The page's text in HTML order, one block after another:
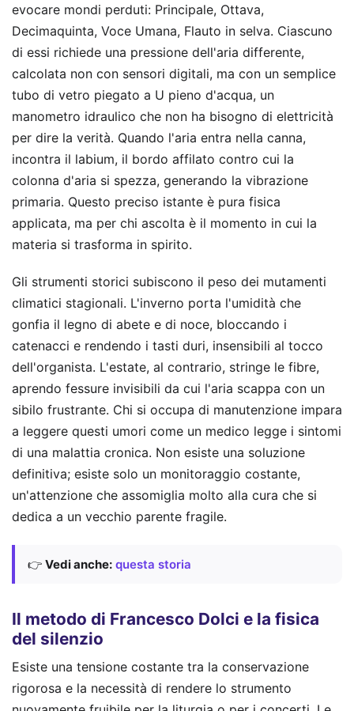
evocare mondi perduti: Principale, Ottava,
Decimaquinta, Voce Umana, Flauto in selva. Ciascuno
di essi richiede una pressione dell'aria differente,
calcolata non con sensori digitali, ma con un semplice
tubo di vetro piegato a U pieno d'acqua, un
manometro idraulico che non ha bisogno di elettricità
per dire la verità. Quando l'aria entra nella canna,
incontra il labium, il bordo affilato contro cui la
colonna d'aria si spezza, generando la vibrazione
primaria. Questo preciso istante è pura fisica
applicata, ma per chi ascolta è il momento in cui la
materia si trasforma in spirito.
Gli strumenti storici subiscono il peso dei mutamenti
climatici stagionali. L'inverno porta l'umidità che
gonfia il legno di abete e di noce, bloccando i
catenacci e rendendo i tasti duri, insensibili al tocco
dell'organista. L'estate, al contrario, stringe le fibre,
aprendo fessure invisibili da cui l'aria scappa con un
sibilo frustrante. Chi si occupa di manutenzione impara
a leggere questi umori come un medico legge i sintomi
di una malattia cronica. Non esiste una soluzione
definitiva; esiste solo un monitoraggio costante,
un'attenzione che assomiglia molto alla cura che si
dedica a un vecchio parente fragile.
👉 Vedi anche: questa storia
Il metodo di Francesco Dolci e la fisica
del silenzio
Esiste una tensione costante tra la conservazione
rigorosa e la necessità di rendere lo strumento